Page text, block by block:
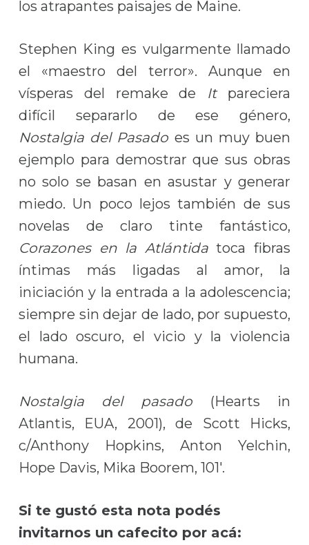
los atrapantes paisajes de Maine.
Stephen King es vulgarmente llamado
el «maestro del terror». Aunque en
vísperas del remake de Itpareciera
difícil separarlo de ese género,
Nostalgia del Pasado es un muy buen
ejemplo para demostrar que sus obras
no solo se basan en asustar y generar
miedo. Un poco lejos también de sus
novelas de claro tinte fantástico,
Corazones en la Atlántidatoca fibras
íntimas más ligadas al amor, la
iniciación y la entrada a la adolescencia;
siempre sin dejar de lado, por supuesto,
el lado oscuro, el vicio y la violencia
humana.
Nostalgia del pasado (Hearts in
Atlantis, EUA, 2001), de Scott Hicks,
c/Anthony Hopkins, Anton Yelchin,
Hope Davis, Mika Boorem, 101′.
Si te gustó esta nota podés
invitarnos un cafecito por acá: